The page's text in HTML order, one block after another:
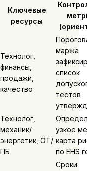
Ключевые
ресурсы
Технолог,
финансы,
продажи,
качество
маржа
список
тестов
Технолог,
механик/
энергетик, ОТ/
ПБ
узкое
карта
по EHS
Сроки